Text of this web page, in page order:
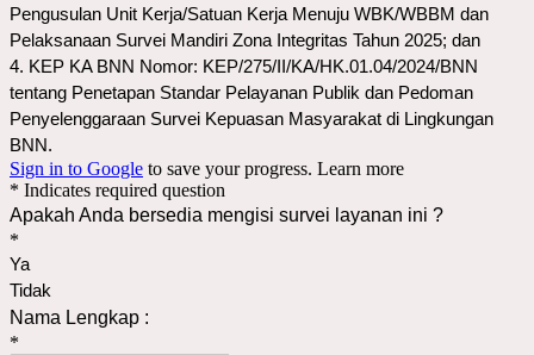
Pengusulan Unit Kerja/Satuan Kerja Menuju WBK/WBBM dan
Pelaksanaan Survei Mandiri Zona Integritas Tahun 2025; dan
4. KEP KA BNN Nomor: KEP/275/II/KA/HK.01.04/2024/BNN
tentang Penetapan Standar Pelayanan Publik dan Pedoman
Penyelenggaraan Survei Kepuasan Masyarakat di Lingkungan
BNN.
Sign in to Google to save your progress. Learn more
* Indicates required question
Apakah Anda bersedia mengisi survei layanan ini ?
*
Ya
Tidak
Nama Lengkap :
*